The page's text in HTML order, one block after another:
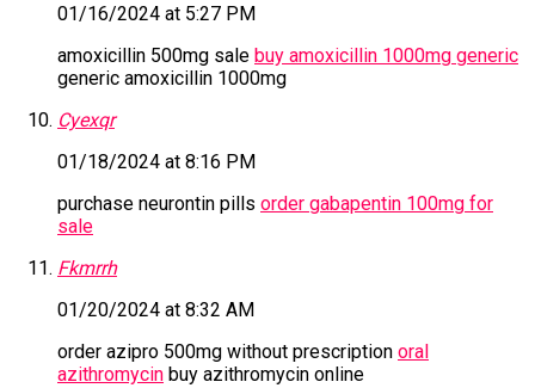
01/16/2024 at 5:27 PM
amoxicillin 500mg sale buy amoxicillin 1000mg generic
generic amoxicillin 1000mg
Cyexqr
01/18/2024 at 8:16 PM
purchase neurontin pills order gabapentin 100mg for
sale
Fkmrrh
01/20/2024 at 8:32 AM
order azipro 500mg without prescription oral
azithromycin buy azithromycin online